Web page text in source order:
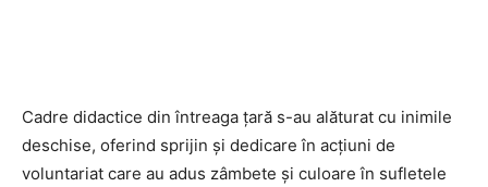
Cadre didactice din întreaga țară s-au alăturat cu inimile
deschise, oferind sprijin și dedicare în acțiuni de
voluntariat care au adus zâmbete și culoare în sufletele